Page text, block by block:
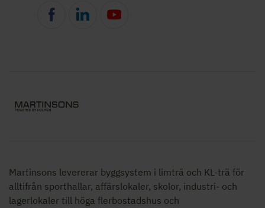
Martinsons levererar byggsystem i limträ och KL-trä för
alltifrån sporthallar, affärslokaler, skolor, industri- och
lagerlokaler till höga flerbostadshus och